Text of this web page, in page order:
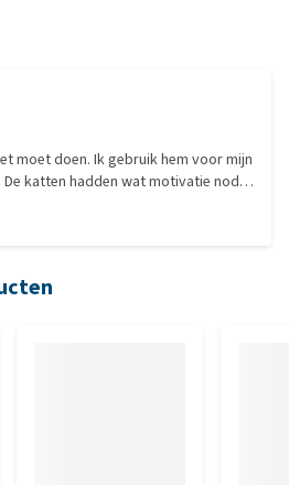
moet doen. Ik gebruik hem voor mijn
katten hadden wat motivatie nodig
op warme dagen ;p